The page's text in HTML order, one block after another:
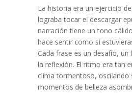
La historia era un ejercicio
lograba tocar el descargar
narración tiene un tono
hace sentir como si
Cada frase es un desafío,
la reflexión. El ritmo era tan
clima tormentoso, oscilando
momentos de belleza